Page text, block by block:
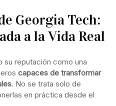
Georgia Tech:
a la Vida Real
su reputación como una
capaces de transformar
. No se trata solo de
en práctica desde el